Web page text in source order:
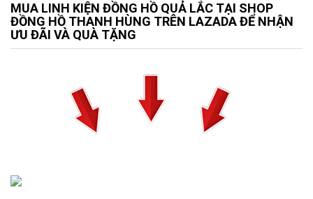
MUA LINH KIỆN ĐỒNG HỒ QUẢ LẮC TẠI SHOP
ĐỒNG HỒ THANH HÙNG TRÊN LAZADA ĐỂ NHẬN
ƯU ĐÃI VÀ QUÀ TẶNG